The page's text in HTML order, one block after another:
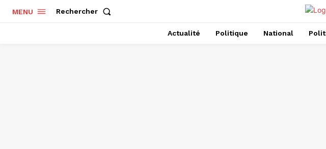
MENU Rechercher
Actualité Politique National